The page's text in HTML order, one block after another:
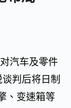
汽车及零件
判后将日制
、变速箱等